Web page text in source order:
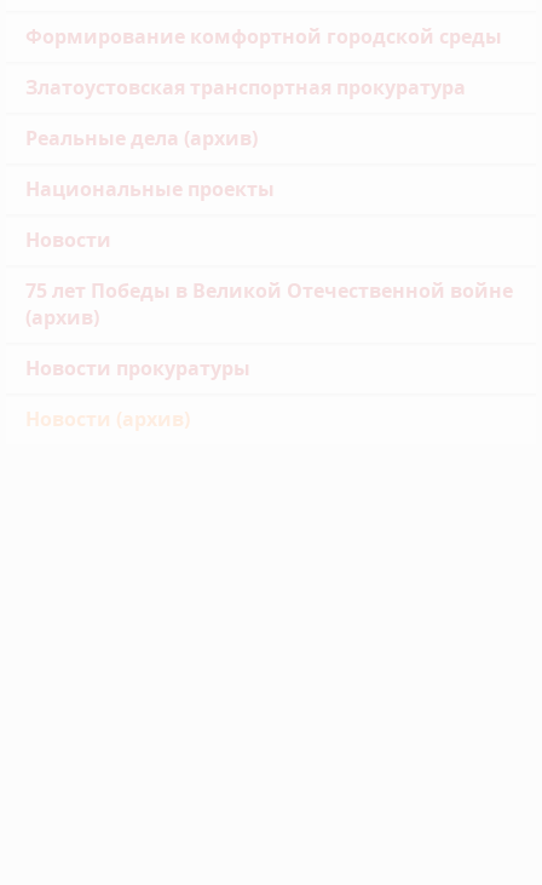
Формирование комфортной городской среды
Златоустовская транспортная прокуратура
Реальные дела (архив)
Национальные проекты
Новости
75 лет Победы в Великой Отечественной войне
(архив)
Новости прокуратуры
Новости (архив)